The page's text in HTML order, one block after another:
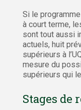
Si le
à court terme,
sont tout aussi
actuels, huit
supérieurs à
mesure du
supérieurs qui
Stages de